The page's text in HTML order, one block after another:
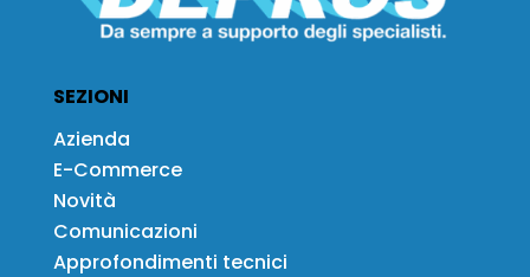
SEZIONI
Azienda
E-Commerce
Novità
Comunicazioni
Approfondimenti tecnici